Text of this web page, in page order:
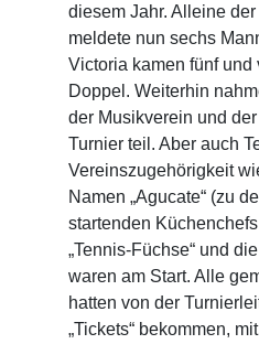
diesem Jahr. Alleine
meldete nun sechs
Victoria kamen fünf und
Doppel. Weiterhin
der Musikverein und
Turnier teil. Aber auch
Vereinszugehörigkeit
Namen „Agucate“ (zu
startenden
„Tennis-Füchse“ und
waren am Start. Alle
hatten von der
„Tickets“ bekommen,